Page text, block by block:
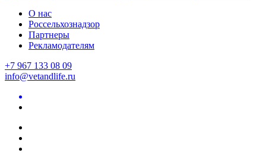
О нас
Россельхознадзор
Партнеры
Рекламодателям
+7 967 133 08 09
info@vetandlife.ru